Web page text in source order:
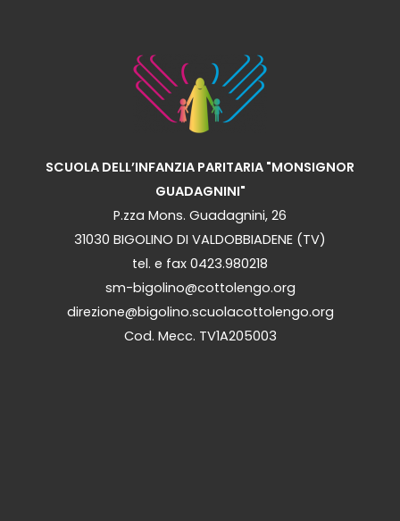
SCUOLA DELL’INFANZIA PARITARIA "MONSIGNOR
GUADAGNINI"
P.zza Mons. Guadagnini, 26
31030 BIGOLINO DI VALDOBBIADENE (TV)
tel. e fax 0423.980218
sm-bigolino@cottolengo.org
direzione@bigolino.scuolacottolengo.org
Cod. Mecc. TV1A205003